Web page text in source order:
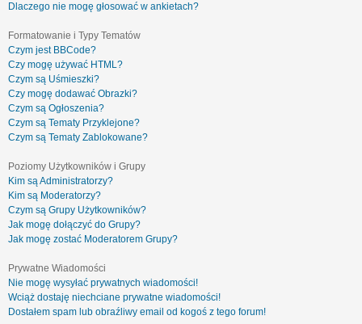
Dlaczego nie mogę głosować w ankietach?
Formatowanie i Typy Tematów
Czym jest BBCode?
Czy mogę używać HTML?
Czym są Uśmieszki?
Czy mogę dodawać Obrazki?
Czym są Ogłoszenia?
Czym są Tematy Przyklejone?
Czym są Tematy Zablokowane?
Poziomy Użytkowników i Grupy
Kim są Administratorzy?
Kim są Moderatorzy?
Czym są Grupy Użytkowników?
Jak mogę dołączyć do Grupy?
Jak mogę zostać Moderatorem Grupy?
Prywatne Wiadomości
Nie mogę wysyłać prywatnych wiadomości!
Wciąż dostaję niechciane prywatne wiadomości!
Dostałem spam lub obraźliwy email od kogoś z tego forum!